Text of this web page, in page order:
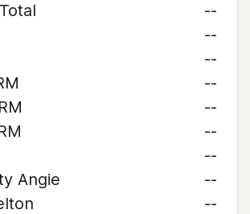
--
--
--
--
--
--
--
Angie
--
--